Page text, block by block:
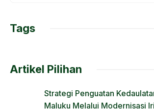
o
k
Tags
Artikel Pilihan
Strategi Penguatan
Maluku Melalui Modernisasi